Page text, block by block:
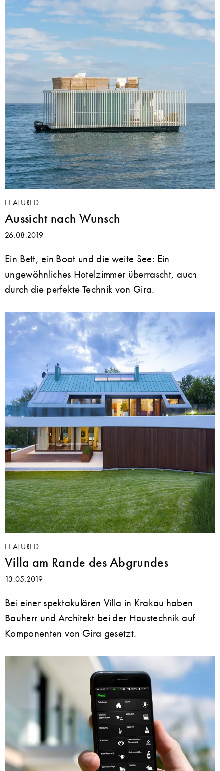
FEATURED
Aussicht nach Wunsch
26.08.2019
Ein Bett, ein Boot und die weite See: Ein
ungewöhnliches Hotelzimmer überrascht, auch
durch die perfekte Technik von Gira.
FEATURED
Villa am Rande des Abgrundes
13.05.2019
Bei einer spektakulären Villa in Krakau haben
Bauherr und Architekt bei der Haustechnik auf
Komponenten von Gira gesetzt.